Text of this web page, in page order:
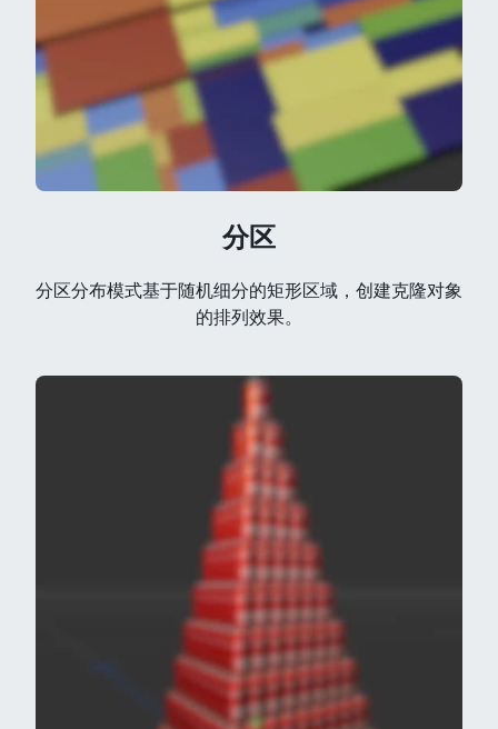
分区
分区分布模式基于随机细分的矩形区域，创建克隆对象
的排列效果。